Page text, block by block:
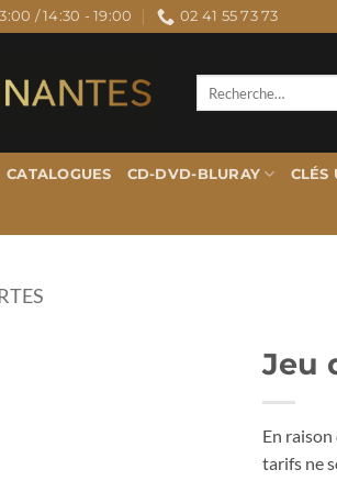
/ 14:30 - 19:00 02 41 55 73 73
CATALOGUES CD-DVD-BLURAY CLÉS
Jeu
En
tarifs ne